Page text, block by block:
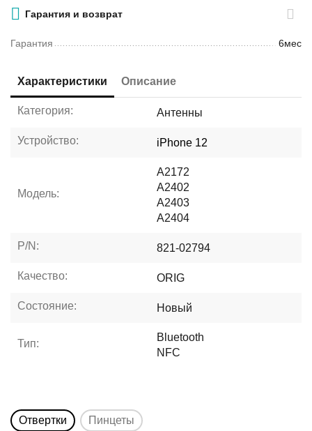
Гарантия и возврат
Гарантия 6мес
Характеристики Описание
Категория: Антенны
Устройство: iPhone 12
Модель:
A2172
A2402
A2403
A2404
P/N: 821-02794
Качество: ORIG
Состояние: Новый
Тип:
Bluetooth
NFC
Отвертки Пинцеты